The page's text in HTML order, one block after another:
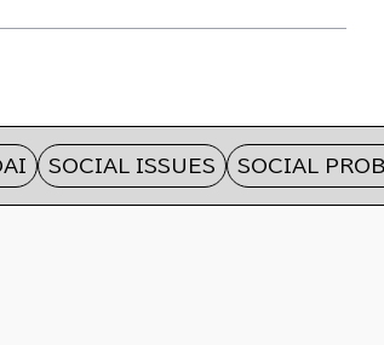
SOCIAL ISSUES SOCIAL